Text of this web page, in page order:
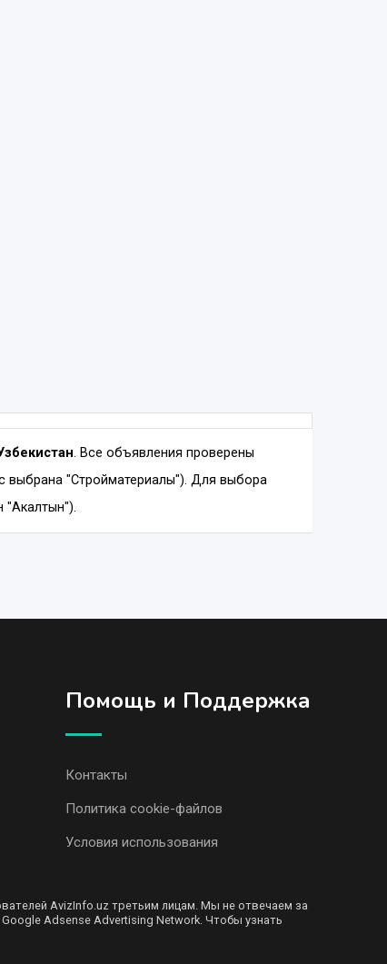
. Все объявления проверены
выбрана "Стройматериалы"). Для выбора
"Акалтын").
Помощь и Поддержка
Контакты
Политика cookie-файлов
Условия использования
AvizInfo.uz третьим лицам. Мы не отвечаем за
Adsense Advertising Network. Чтобы узнать